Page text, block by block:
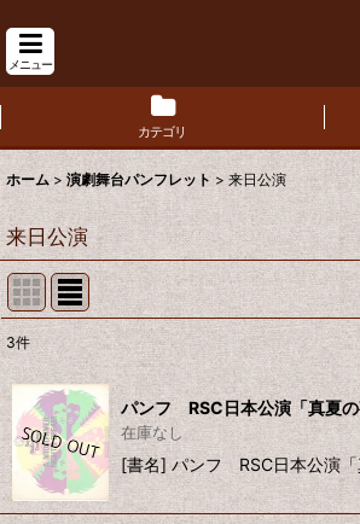
メニュー
カテゴリ
ホーム > 演劇舞台パンフレット > 来日公演
来日公演
表示数:
並び順:
3件
パンフ RSC日本公演「真夏の
在庫なし
[書名] パンフ RSC日本公演